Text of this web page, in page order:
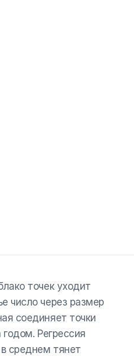
точек уходит
число через размер
соединяет точки
Регрессия
среднем тянет